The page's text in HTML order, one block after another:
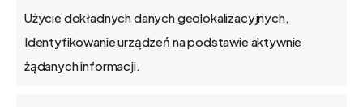
Użycie dokładnych danych geolokalizacyjnych,
Identyfikowanie urządzeń na podstawie aktywnie
żądanych informacji.
Kontakt